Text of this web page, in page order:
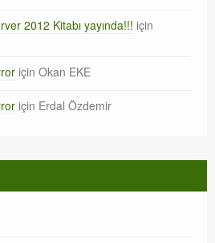
2012 Kitabı yayında!!! için
için Okan EKE
için Erdal Özdemir